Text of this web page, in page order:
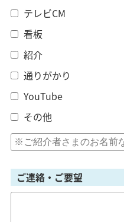
テレビCM
看板
紹介
通りがかり
YouTube
その他
ご連絡・ご要望